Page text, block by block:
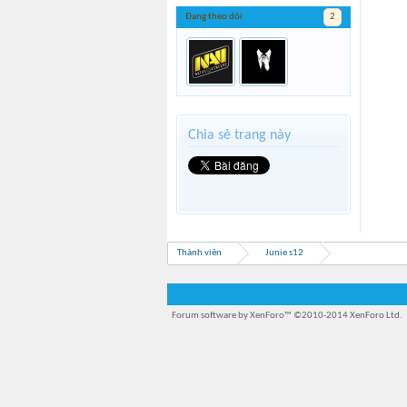
Đang theo dõi 2
Chia sẻ trang này
Thành viên Junie s12
Forum software by XenForo™ ©2010-2014 XenForo Ltd.